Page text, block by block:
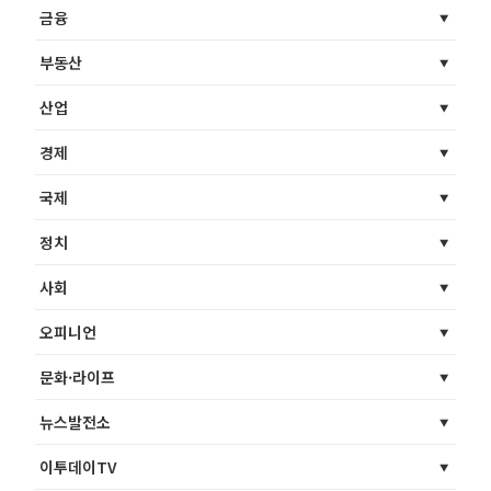
금융
부동산
산업
경제
국제
정치
사회
오피니언
문화·라이프
뉴스발전소
이투데이TV